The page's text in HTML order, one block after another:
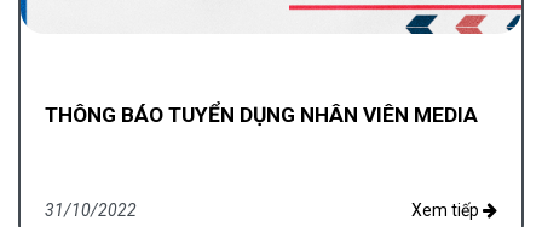
THÔNG BÁO TUYỂN DỤNG NHÂN VIÊN MEDIA
31/10/2022 Xem tiếp